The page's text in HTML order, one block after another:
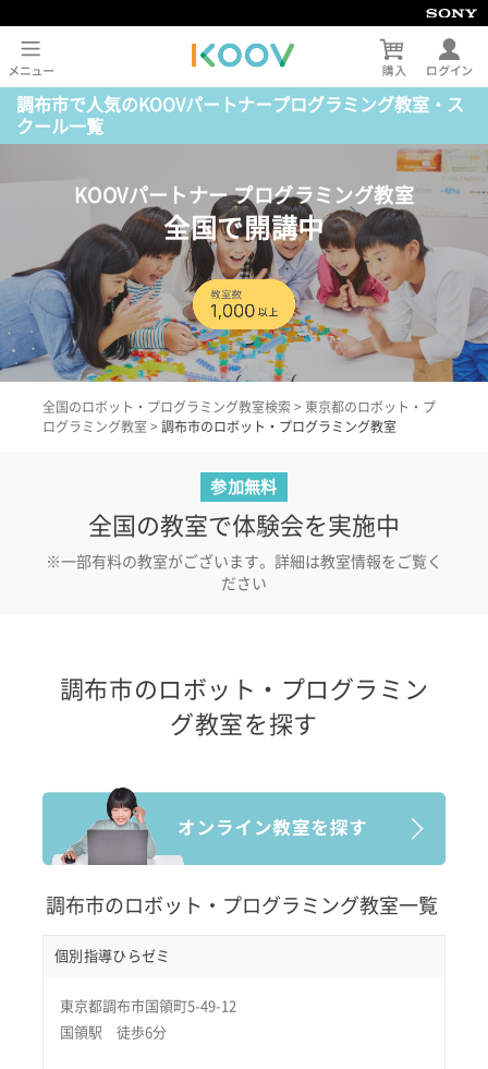
調布市で人気のKOOVパートナープログラミング教室・ス
クール一覧
KOOVパートナー プログラミング教室
全国で開講中
全国のロボット・プログラミング教室検索 > 東京都のロボット・プ
ログラミング教室 > 調布市のロボット・プログラミング教室
参加無料
全国の教室で体験会を実施中
※一部有料の教室がございます。詳細は教室情報をご覧く
ださい
調布市のロボット・プログラミン
グ教室を探す
調布市のロボット・プログラミング教室一覧
個別指導ひらゼミ
東京都調布市国領町5-49-12
国領駅 徒歩6分